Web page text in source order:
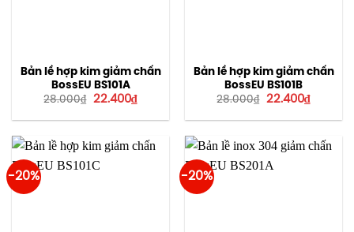
Bản lề hợp kim giảm chấn
BossEU BS101A
28.000₫
Giá
là:
22.400₫Giá
tại
22.400₫.
Bản lề hợp kim giảm chấn
BossEU BS101B
28.000₫
Giá
là:
22.400₫Giá
tại
22.400₫.
-20% -20%